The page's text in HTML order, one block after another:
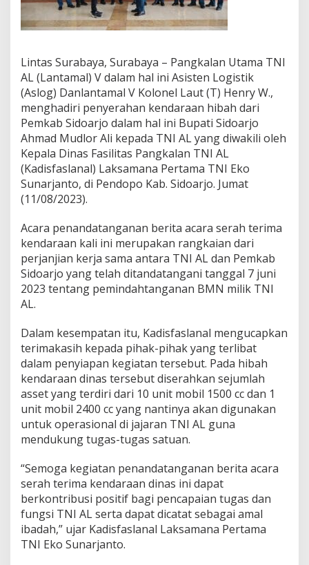
r
a
h
n
K
e
n
d
a
a
a
n
H
h
D
a
r
P
k
a
b
S
i
d
o
a
r
j
K
e
a
d
a
T
N
Lintas Surabaya, Surabaya – Pangkalan Utama TNI
AL (Lantamal) V dalam hal ini Asisten Logistik
(Aslog) Danlantamal V Kolonel Laut (T) Henry W.,
menghadiri penyerahan kendaraan hibah dari
Pemkab Sidoarjo dalam hal ini Bupati Sidoarjo
Ahmad Mudlor Ali kepada TNI AL yang diwakili oleh
Kepala Dinas Fasilitas Pangkalan TNI AL
(Kadisfaslanal) Laksamana Pertama TNI Eko
Sunarjanto, di Pendopo Kab. Sidoarjo. Jumat
(11/08/2023).
Acara penandatanganan berita acara serah terima
kendaraan kali ini merupakan rangkaian dari
perjanjian kerja sama antara TNI AL dan Pemkab
Sidoarjo yang telah ditandatangani tanggal 7 juni
2023 tentang pemindahtanganan BMN milik TNI
AL.
Dalam kesempatan itu, Kadisfaslanal mengucapkan
terimakasih kepada pihak-pihak yang terlibat
dalam penyiapan kegiatan tersebut. Pada hibah
kendaraan dinas tersebut diserahkan sejumlah
asset yang terdiri dari 10 unit mobil 1500 cc dan 1
unit mobil 2400 cc yang nantinya akan digunakan
untuk operasional di jajaran TNI AL guna
mendukung tugas-tugas satuan.
“Semoga kegiatan penandatanganan berita acara
serah terima kendaraan dinas ini dapat
berkontribusi positif bagi pencapaian tugas dan
fungsi TNI AL serta dapat dicatat sebagai amal
ibadah,” ujar Kadisfaslanal Laksamana Pertama
TNI Eko Sunarjanto.